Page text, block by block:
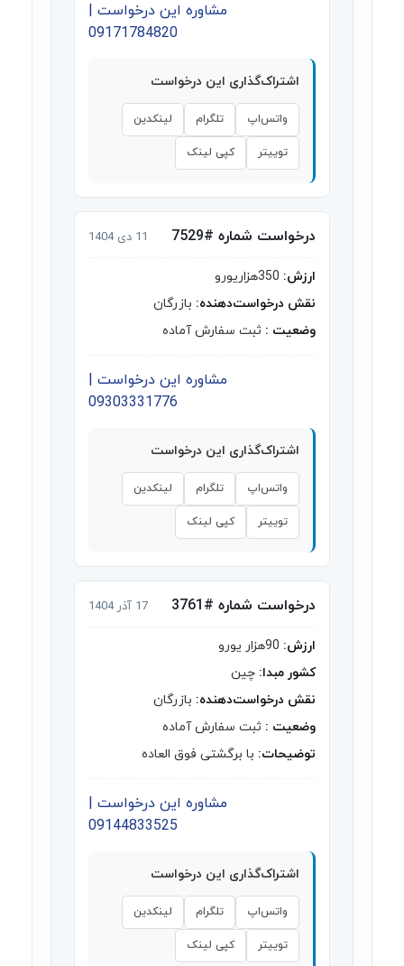
مشاوره این درخواست |
09171784820
اشتراک‌گذاری این درخواست
واتس‌اپ تلگرام لینکدین
توییتر کپی لینک
درخواست شماره #7529 11 دی 1404
ارزش:
نقش درخواست‌دهنده: بازرگان
وضعیت : ثبت سفارش آماده
مشاوره این درخواست |
09303331776
اشتراک‌گذاری این درخواست
واتس‌اپ تلگرام لینکدین
توییتر کپی لینک
درخواست شماره #3761 17 آذر 1404
ارزش:
کشور مبدا: چین
نقش درخواست‌دهنده: بازرگان
وضعیت : ثبت سفارش آماده
توضیحات: با برگشتی فوق العاده
مشاوره این درخواست |
09144833525
اشتراک‌گذاری این درخواست
واتس‌اپ تلگرام لینکدین
توییتر کپی لینک